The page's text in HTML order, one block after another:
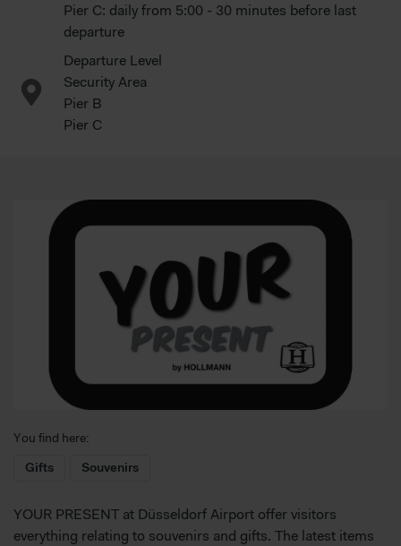
Pier C: daily from 5:00 - 30 minutes before last
departure
Departure Level
Security Area
Pier B
Pier C
You find here:
Gifts
Souvenirs
YOUR PRESENT at Düsseldorf Airport offer visitors
everything relating to souvenirs and gifts. The latest items